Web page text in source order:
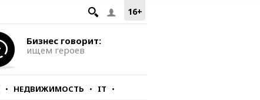
16+
Бизнес говорит:
ищем героев
НЕДВИЖИМОСТЬ IT